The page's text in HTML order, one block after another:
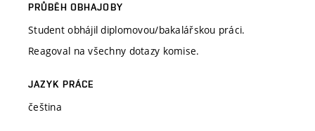
PRŮBĚH OBHAJOBY
Student obhájil diplomovou/bakalářskou práci.
Reagoval na všechny dotazy komise.
JAZYK PRÁCE
čeština